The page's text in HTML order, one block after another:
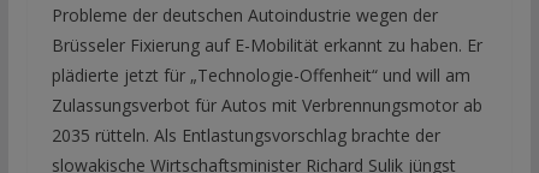
Probleme der deutschen Autoindustrie wegen der
Brüsseler Fixierung auf E-Mobilität erkannt zu haben. Er
plädierte jetzt für „Technologie-Offenheit“ und will am
Zulassungsverbot für Autos mit Verbrennungsmotor ab
2035 rütteln. Als Entlastungsvorschlag brachte der
slowakische Wirtschaftsminister Richard Sulik jüngst